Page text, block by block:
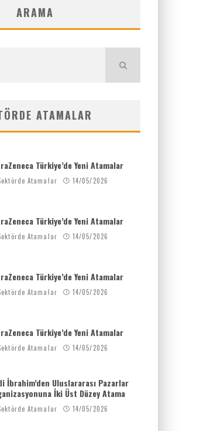
ARAMA
ATAMALAR
Türkiye’de Yeni Atamalar
Atamalar 14/05/2026
Türkiye’de Yeni Atamalar
Atamalar 14/05/2026
Türkiye’de Yeni Atamalar
Atamalar 14/05/2026
Türkiye’de Yeni Atamalar
Atamalar 14/05/2026
İbrahim’den Uluslararası Pazarlar
İki Üst Düzey Atama
Atamalar 14/05/2026